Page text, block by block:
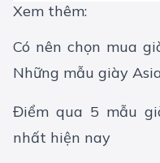
Xem thêm:
Có nên chọn mua
Những mẫu giày
Điểm qua 5 mẫu
nhất hiện nay